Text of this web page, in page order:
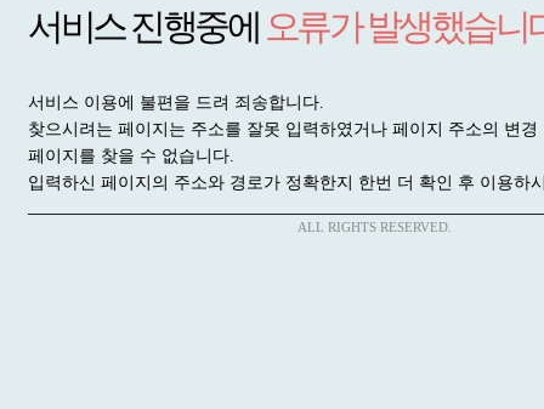
서비스 진행중에 오류가 발생했습니
서비스 이용에 불편을 드려 죄송합니다.
찾으시려는 페이지는 주소를 잘못 입력하였거나 페이지 주소의 변
페이지를 찾을 수 없습니다.
입력하신 페이지의 주소와 경로가 정확한지 한번 더 확인 후 이용하
ALL RIGHTS RESERVED.